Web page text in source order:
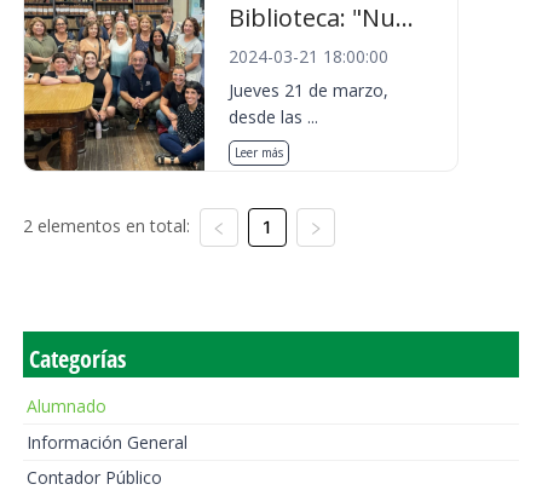
Biblioteca: "Nu...
2024-03-21 18:00:00
Jueves 21 de marzo,
desde las ...
Leer más
2 elementos en total: 1
Categorías
Alumnado
Información General
Contador Público